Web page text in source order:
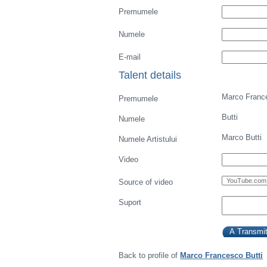
Premumele
Numele
E-mail
Talent details
Premumele Marco
Numele Butti
Numele Artistului Marco Butti
Video
Source of video
Suport
Back to profile of Marco Francesco Butti